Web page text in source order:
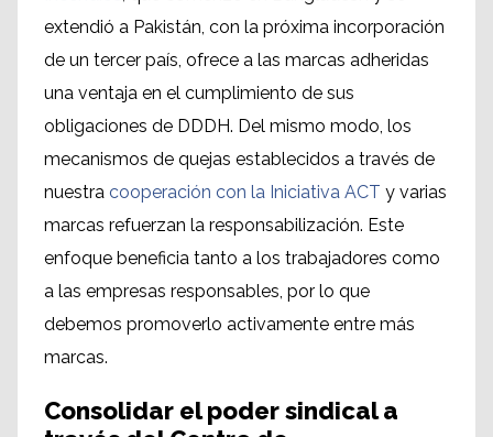
extendió a Pakistán, con la próxima incorporación
de un tercer país, ofrece a las marcas adheridas
una ventaja en el cumplimiento de sus
obligaciones de DDDH. Del mismo modo, los
mecanismos de quejas establecidos a través de
nuestra cooperación con la Iniciativa ACT y varias
marcas refuerzan la responsabilización. Este
enfoque beneficia tanto a los trabajadores como
a las empresas responsables, por lo que
debemos promoverlo activamente entre más
marcas.
Consolidar el poder sindical a